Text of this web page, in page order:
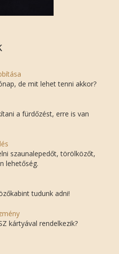
de mit lehet tenni akkor?
a fürdőzést, erre is van
szaunalepedőt, törölközőt,
lehetőség.
tudunk adni!
kártyával rendelkezik?